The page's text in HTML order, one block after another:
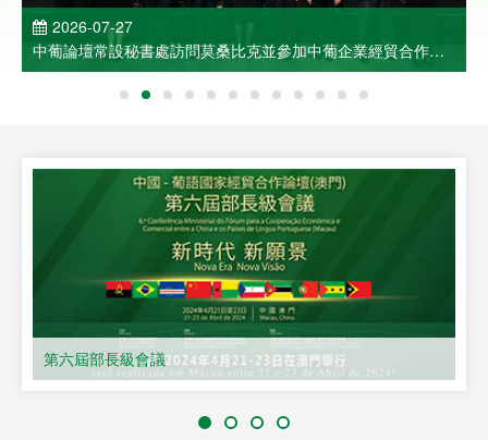
2026-07-27
中葡論壇常設秘書處訪問莫桑比克並參加中葡企業經貿合作洽
談會
第六屆部長級會議